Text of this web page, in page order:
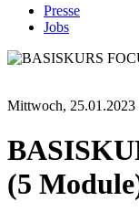
Presse
Jobs
Mittwoch, 25.01.2023
(5